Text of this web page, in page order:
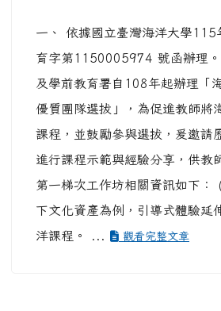
一、 依據國立臺灣海洋大學115
育字第1150005974 號函辦理
及學前教育署自108年起辦理「
優質團隊選拔」，為促進教師將
課程，並鼓勵參與選拔，爰邀請
進行課程示範與經驗分享，供教
第一梯次工作坊相關資訊如下：
下文化資產為例，引導式體驗延
洋課程。 ...
觀看完整文章